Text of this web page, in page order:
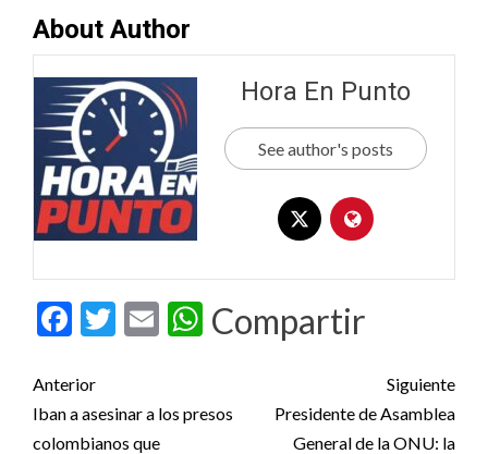
About Author
Hora En Punto
See author's posts
Facebook
Twitter
EmailWhatsApp
Compartir
Post
navigation
Anterior
Iban a asesinar a los presos
colombianos que
Siguiente
Presidente de Asamblea
General de la ONU: la